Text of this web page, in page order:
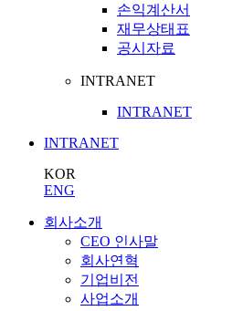
손익계산서
재무상태표
공시자료
INTRANET
INTRANET
INTRANET
KOR
ENG
회사소개
CEO 인사말
회사연혁
기업비전
사업소개